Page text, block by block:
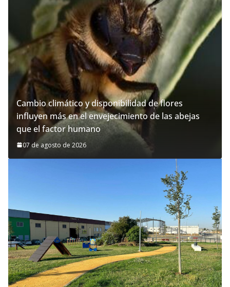
Cambio climático y disponibilidad de flores
influyen más en el envejecimiento de las abejas
que el factor humano
07 de agosto de 2026